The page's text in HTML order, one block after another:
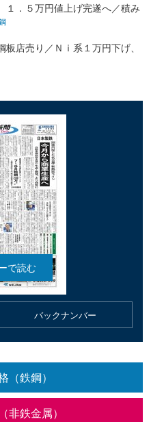
１．５万円値上げ完遂へ／積み
店売り／Ｎｉ系１万円下げ、
バックナンバー
（鉄鋼）
非鉄金属）